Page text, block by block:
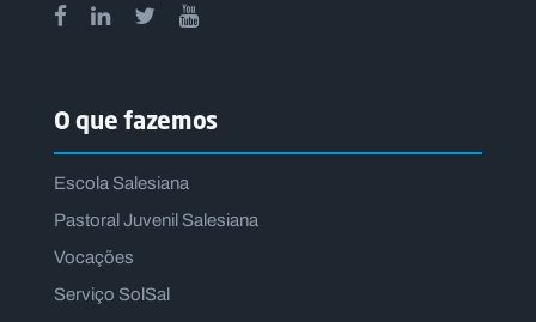
O que fazemos
Escola Salesiana
Pastoral Juvenil Salesiana
Vocações
Serviço SolSal